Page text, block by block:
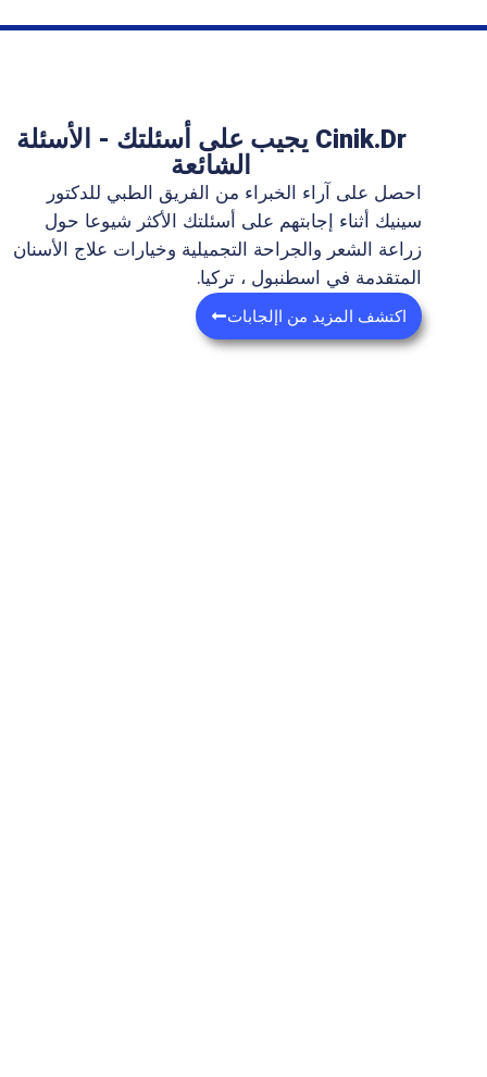
عليك التحلي بالصبر.
Cinik.Dr يجيب على أسئلتك - الأسئلة
الشائعة
احصل على آراء الخبراء من الفريق الطبي للدكتور
سينيك أثناء إجابتهم على أسئلتك الأكثر شيوعا حول
زراعة الشعر والجراحة التجميلية وخيارات علاج الأسنان
المتقدمة في اسطنبول ، تركيا.
اكتشف المزيد من اإلجابات